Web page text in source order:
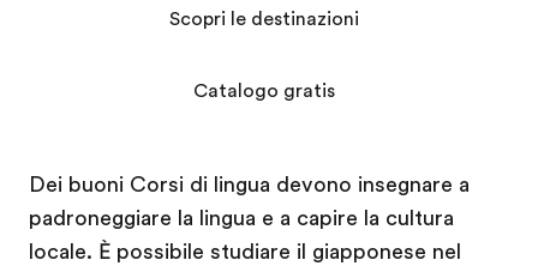
Dei buoni Corsi di lingua devono insegnare a
padroneggiare la lingua e a capire la cultura
locale. È possibile studiare il giapponese nel
Scopri le destinazioni
Catalogo gratis